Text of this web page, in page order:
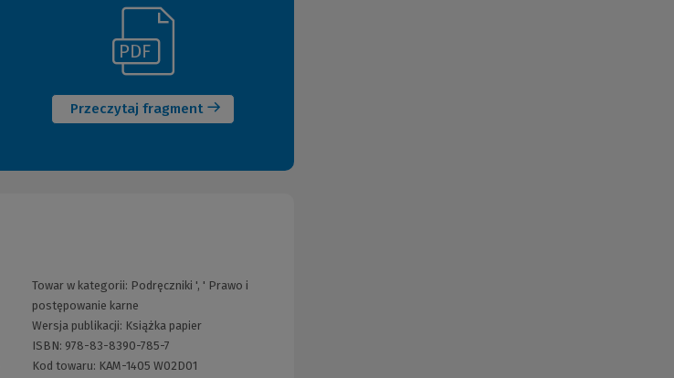
Przeczytaj fragment
(Nowe
okno)
(Link
do
innej
strony)
Towar w kategorii: Podręczniki ', ' Prawo i
postępowanie karne
Wersja publikacji: Książka papier
ISBN: 978-83-8390-785-7
Kod towaru: KAM-1405 W02D01